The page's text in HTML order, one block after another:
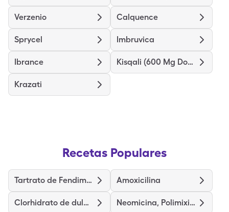
Verzenio Calquence
Sprycel Imbruvica
Ibrance Kisqali (600 Mg Dose)
Krazati
Recetas Populares
Tartrato de Fendimetrazina Amoxicilina
Clorhidrato de duloxetina Neomicina, Polimixina y Hidrocortisona